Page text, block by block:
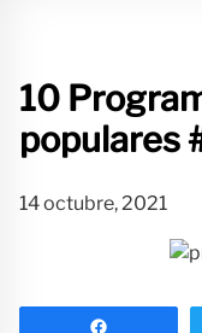
10
populares
14 octubre, 2021